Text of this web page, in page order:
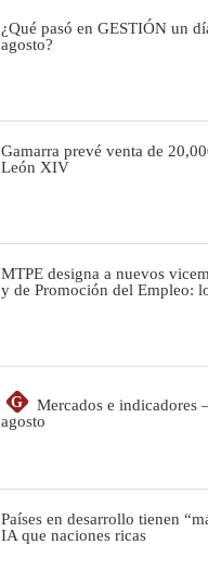
¿Qué pasó en GESTIÓN un
agosto?
Gamarra prevé venta de
León XIV
MTPE designa a nuevos
y de Promoción del Empleo:
G
Mercados e indicadores
agosto
Países en desarrollo tienen
IA que naciones ricas